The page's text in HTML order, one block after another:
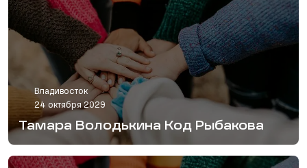
Владивосток
24 октября 2029
Тамара Володькина Код Рыбакова